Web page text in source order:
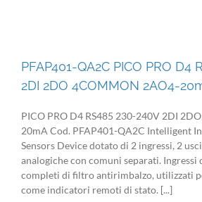
PFAP401-QA2C PICO PRO D4
2DI 2DO 4COMMON 2AO4-
PICO PRO D4 RS485 230-240V 2DI
20mA Cod. PFAP401-QA2C Intelligent
Sensors Device dotato di 2 ingressi, 2
analogiche con comuni separati.
completi di filtro antirimbalzo, utilizzati
come indicatori remoti di stato. [...]